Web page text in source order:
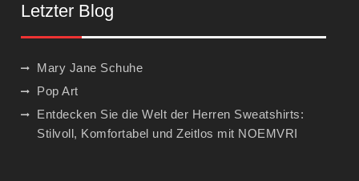
Letzter Blog
Mary Jane Schuhe
Pop Art
Entdecken Sie die Welt der Herren Sweatshirts:
Stilvoll, Komfortabel und Zeitlos mit NOEMVRI